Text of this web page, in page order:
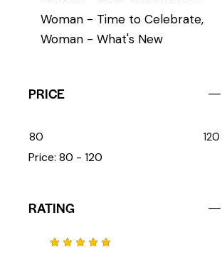
Woman - Time to Celebrate,
Woman - What's New
PRICE
80 120
Price: 80 - 120
RATING